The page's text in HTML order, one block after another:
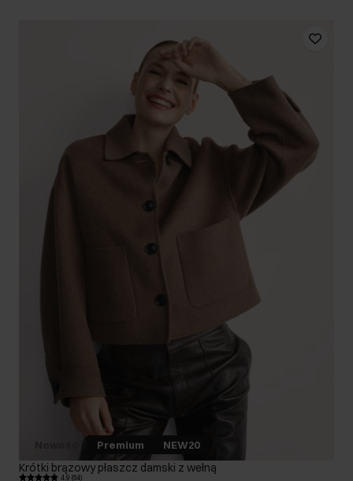
Premium NEW20
Krótki brązowy płaszcz damski z wełną
4.9 (64)